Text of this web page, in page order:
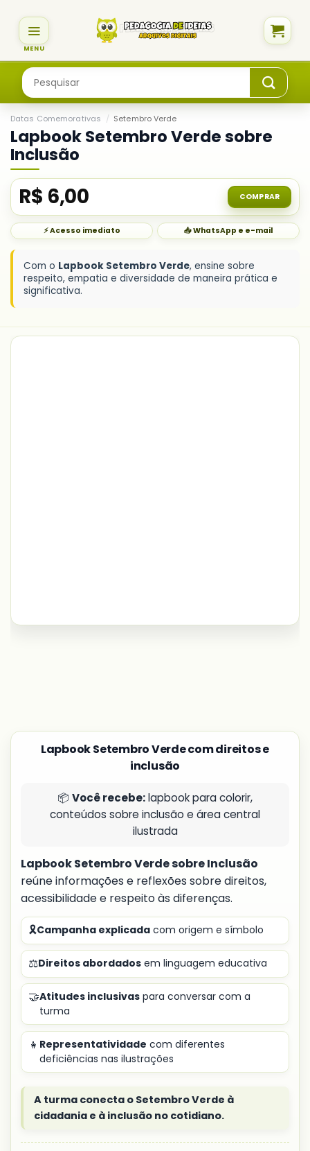
content
Pesquisar
por:
Datas Comemorativas / Setembro Verde
Lapbook Setembro Verde sobre
Inclusão
R$ 6,00 COMPRAR
⚡ Acesso imediato 📥 WhatsApp e e-mail
Com o Lapbook Setembro Verde, ensine sobre
respeito, empatia e diversidade de maneira prática e
significativa.
Lapbook Setembro Verde com direitos e
inclusão
📦 Você recebe:lapbook para colorir,
conteúdos sobre inclusão e área central
ilustrada
Lapbook Setembro Verde sobre Inclusão
reúne informações e reflexões sobre direitos,
acessibilidade e respeito às diferenças.
🎗️Campanha explicada com origem e símbolo
⚖️Direitos abordados em linguagem educativa
🤝Atitudes inclusivas para conversar com a
turma
👧 Representatividade com diferentes
deficiências nas ilustrações
A turma conecta o Setembro Verde à
cidadania e à inclusão no cotidiano.